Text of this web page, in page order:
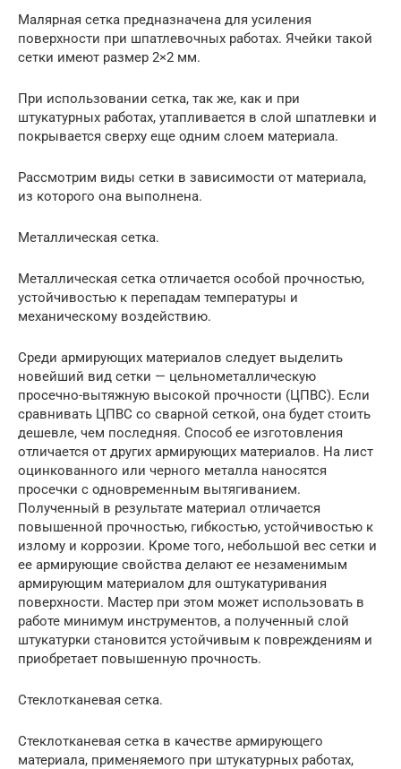
Малярная сетка предназначена для усиления
поверхности при шпатлевочных работах. Ячейки такой
сетки имеют размер 2×2 мм.
При использовании сетка, так же, как и при
штукатурных работах, утапливается в слой шпатлевки и
покрывается сверху еще одним слоем материала.
Рассмотрим виды сетки в зависимости от материала,
из которого она выполнена.
Металлическая сетка.
Металлическая сетка отличается особой прочностью,
устойчивостью к перепадам температуры и
механическому воздействию.
Среди армирующих материалов следует выделить
новейший вид сетки — цельнометаллическую
просечно-вытяжную высокой прочности (ЦПВС). Если
сравнивать ЦПВС со сварной сеткой, она будет стоить
дешевле, чем последняя. Способ ее изготовления
отличается от других армирующих материалов. На лист
оцинкованного или черного металла наносятся
просечки с одновременным вытягиванием.
Полученный в результате материал отличается
повышенной прочностью, гибкостью, устойчивостью к
излому и коррозии. Кроме того, небольшой вес сетки и
ее армирующие свойства делают ее незаменимым
армирующим материалом для оштукатуривания
поверхности. Мастер при этом может использовать в
работе минимум инструментов, а полученный слой
штукатурки становится устойчивым к повреждениям и
приобретает повышенную прочность.
Стеклотканевая сетка.
Стеклотканевая сетка в качестве армирующего
материала, применяемого при штукатурных работах,